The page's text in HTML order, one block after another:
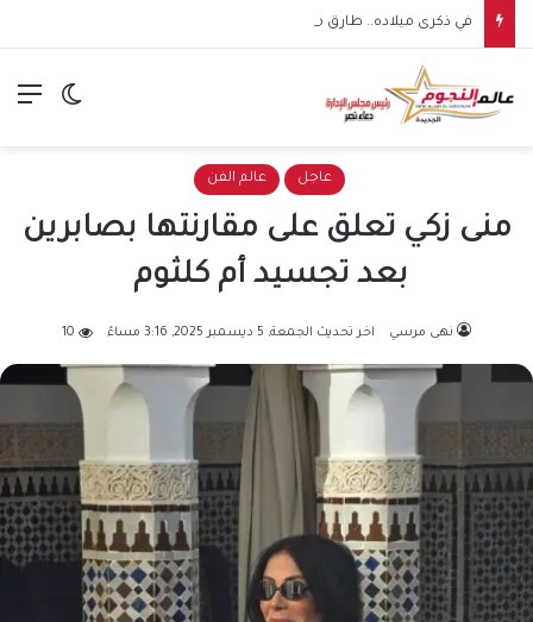
في ذكرى ميلاده.. طارق صبري من الهندسة إلى نجومية التمثيل
الوضع
عاجل عالم الفن
منى زكي تعلق على مقارنتها بصابرين
بعد تجسيد أم كلثوم
نهى مرسي اخر تحديث الجمعة, 5 ديسمبر 2025, 3:16 مساءً 10